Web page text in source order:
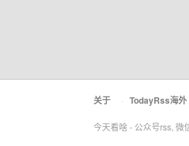
关于 · TodayRss海外
今天看啥 - 公众号rss, 微